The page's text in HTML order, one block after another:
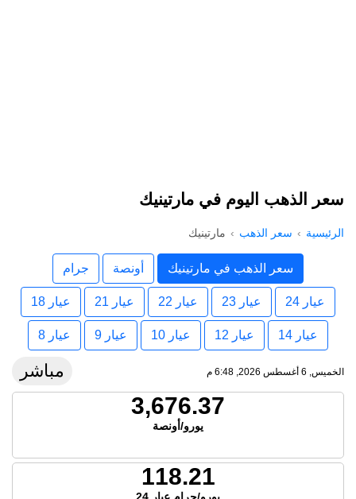
سعر الذهب اليوم في مارتينيك
الرئيسية سعر الذهب مارتينيك
سعر الذهب في مارتينيك أونصة جرام
عيار 24 عيار 23 عيار 22 عيار 21 عيار 18
عيار 14 عيار 12 عيار 10 عيار 9 عيار 8
الخميس, 6 أغسطس 2026, 6:48 م مباشر
3,676.37
يورو/أونصة
118.21